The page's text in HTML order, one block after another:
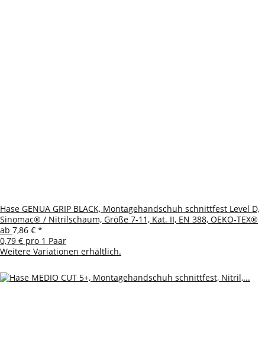
Hase GENUA GRIP BLACK, Montagehandschuh schnittfest Level D,
Sinomac® / Nitrilschaum, Größe 7-11, Kat. II, EN 388, OEKO-TEX®
ab 7,86 € *
0,79 € pro 1 Paar
Weitere Variationen erhältlich.